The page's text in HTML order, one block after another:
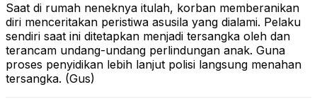
Saat di rumah neneknya itulah, korban memberanikan
diri menceritakan peristiwa asusila yang dialami. Pelaku
sendiri saat ini ditetapkan menjadi tersangka oleh dan
terancam undang-undang perlindungan anak. Guna
proses penyidikan lebih lanjut polisi langsung menahan
tersangka. (Gus)